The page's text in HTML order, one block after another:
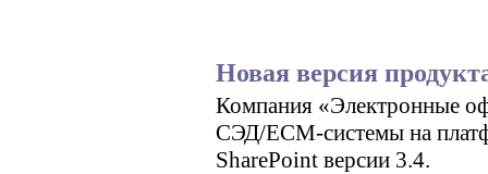
Новая версия
Компания «Электронные
СЭД/ECM-системы на
SharePoint верcии 3.4.